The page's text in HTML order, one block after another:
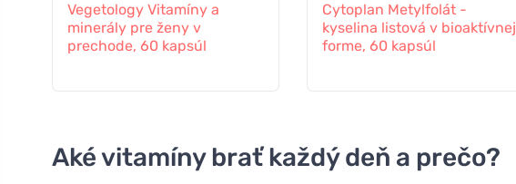
Vegetology Vitamíny a
minerály pre ženy v
prechode, 60 kapsúl
Cytoplan Metylfolát -
kyselina listová v bioaktívnej
forme, 60 kapsúl
Aké vitamíny brať každý deň a prečo?